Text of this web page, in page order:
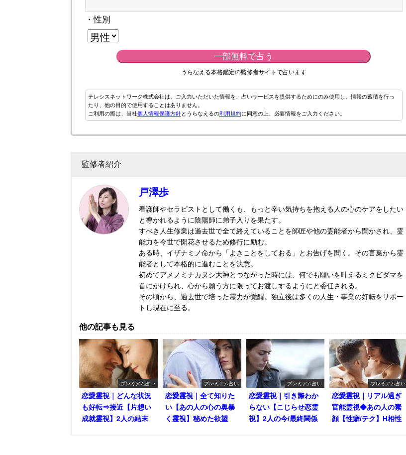
・性別
一部無料で占う
うらなえる本格鑑定の監修者サイトで占います
テレシスネットワーク株式会社は、ご入力いただいた情報を、占いサービスを提供するためにのみ使用し、情報の蓄積を行っ
たり、他の目的で使用することはありません。
ご利用の際は、当社個人情報保護方針とうらなえるの利用規約に同意の上、必要情報をご入力ください。
監修者紹介
戸澤歩
看護師やセラピストとして働くも、もっと辛い気持ちを抱える人の心のケアをしたい
と導かれるように陰陽師に弟子入りを果たす。
すべき人生修業は過去世で全て終えていることを師匠や他の霊能者から聞かされ、霊
能力を今世で開花させるため修行に励む。
ある時、イザナミノ命から「よきことをしておる」とお告げを聞く。その言葉から霊
能者として本格的に進むことを決意。
初めてアメノミナカヌシ大神とつながった時には、何でも願いを叶えるミクビダマを
首にかけられ、心から願う方に限ってお渡しするようにと委任される。
その頃から、過去世で培った霊力が覚醒。独立後は多くの人生・事業の好転をサポー
トし現在に至る。
他の記事も見る
プレミアム占い
恋愛霊視｜どんな状況
も好転⇒接近【片想い
成就霊視】2人の結末
プレミアム占い
恋愛霊視｜全て知りた
い【あの人の心の奥暴
く霊視】秘めた欲望
プレミアム占い
恋愛霊視｜引き際わか
らない【こじらせ恋霊
視】2人の今/最終関係
プレミアム占い
恋愛霊視｜リアル過ぎ
官能霊視◆あの人の素
顔【性癖/テク】H相性